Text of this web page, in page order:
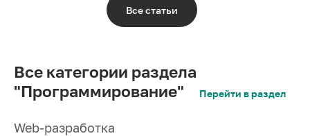
Все статьи
Все категории раздела
"Программирование"
Перейти в раздел
Web-разработка